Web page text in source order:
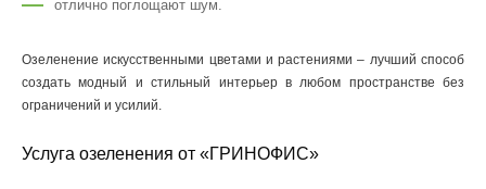
отлично поглощают шум.
Озеленение искусственными цветами и растениями – лучший способ
создать модный и стильный интерьер в любом пространстве без
ограничений и усилий.
Услуга озеленения от «ГРИНОФИС»